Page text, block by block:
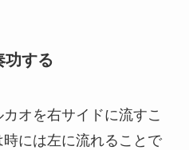
功する
オを右サイドに流すこ
には左に流れることで